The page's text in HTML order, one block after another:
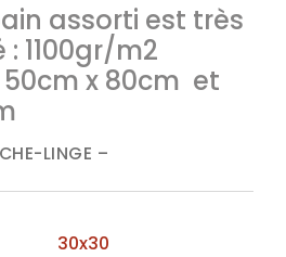
assorti est très
1100gr/m2
x 80cm et
LINGE –
30x30